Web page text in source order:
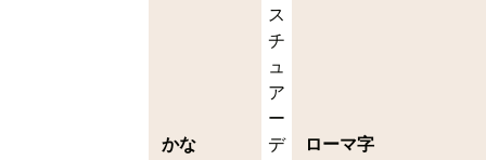
かな
ス
チ
ュ
ア
ー
デ
ローマ字